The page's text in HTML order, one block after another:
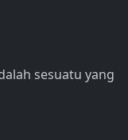
sesuatu yang